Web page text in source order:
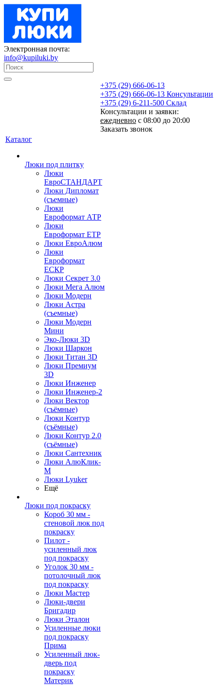
Электронная почта:
info@kupiluki.by
+375 (29) 666-06-13
+375 (29) 666-06-13 Консультации
+375 (29) 6-211-500 Склад
Консультации и заявки:
ежедневно с 08:00 до 20:00
Заказать звонок
Каталог
Люки под плитку
Люки
ЕвроСТАНДАРТ
Люки Дипломат
(съемные)
Люки
Евроформат АТР
Люки
Евроформат ЕТР
Люки ЕвроАлюм
Люки
Евроформат
ЕСКР
Люки Секрет 3.0
Люки Мега Алюм
Люки Модерн
Люки Астра
(съемные)
Люки Модерн
Мини
Эко-Люки 3D
Люки Шаркон
Люки Титан 3D
Люки Премиум
3D
Люки Инженер
Люки Инженер-2
Люки Вектор
(съёмные)
Люки Контур
(съёмные)
Люки Контур 2.0
(съёмные)
Люки Сантехник
Люки АлюКлик-
М
Люки Lyuker
Ещё
Люки под покраску
Короб 30 мм -
стеновой люк под
покраску
Пилот -
усиленный люк
под покраску
Уголок 30 мм -
потолочный люк
под покраску
Люки Мастер
Люки-двери
Бригадир
Люки Эталон
Усиленные люки
под покраску
Прима
Усиленный люк-
дверь под
покраску
Материк